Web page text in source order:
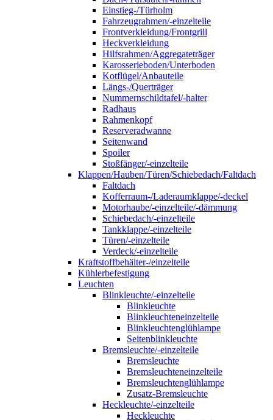
Einstieg-/Türholm
Fahrzeugrahmen/-einzelteile
Frontverkleidung/Frontgrill
Heckverkleidung
Hilfsrahmen/Aggregateträger
Karosserieboden/Unterboden
Kotflügel/Anbauteile
Längs-/Querträger
Nummernschildtafel/-halter
Radhaus
Rahmenkopf
Reserveradwanne
Seitenwand
Spoiler
Stoßfänger/-einzelteile
Klappen/Hauben/Türen/Schiebedach/Faltdach
Faltdach
Kofferraum-/Laderaumklappe/-deckel
Motorhaube/-einzelteile/-dämmung
Schiebedach/-einzelteile
Tankklappe/-einzelteile
Türen/-einzelteile
Verdeck/-einzelteile
Kraftstoffbehälter-/einzelteile
Kühlerbefestigung
Leuchten
Blinkleuchte/-einzelteile
Blinkleuchte
Blinkleuchteneinzelteile
Blinkleuchtenglühlampe
Seitenblinkleuchte
Bremsleuchte/-einzelteile
Bremsleuchte
Bremsleuchteneinzelteile
Bremsleuchtenglühlampe
Zusatz-Bremsleuchte
Heckleuchte/-einzelteile
Heckleuchte